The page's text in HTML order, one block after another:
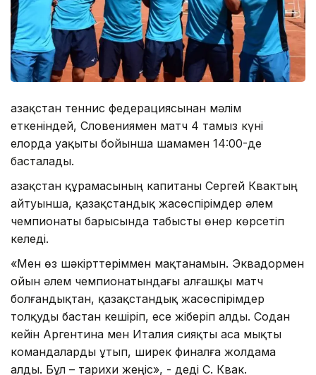
Қазақстан теннис федерациясынан мәлім
еткеніндей, Словениямен матч 4 тамыз күні
елорда уақыты бойынша шамамен 14:00-де
басталады.
Қазақстан құрамасының капитаны Сергей Квактың
айтуынша, қазақстандық жасөспірімдер әлем
чемпионаты барысында табысты өнер көрсетіп
келеді.
«Мен өз шәкірттеріммен мақтанамын. Эквадормен
ойын әлем чемпионатындағы алғашқы матч
болғандықтан, қазақстандық жасөспірімдер
толқуды бастан кешіріп, есе жіберіп алды. Содан
кейін Аргентина мен Италия сияқты аса мықты
командаларды ұтып, ширек финалға жолдама
алды. Бұл – тарихи жеңіс», - деді С. Квак.